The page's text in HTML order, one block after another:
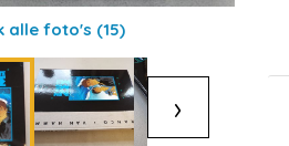
alle foto's (15)
›